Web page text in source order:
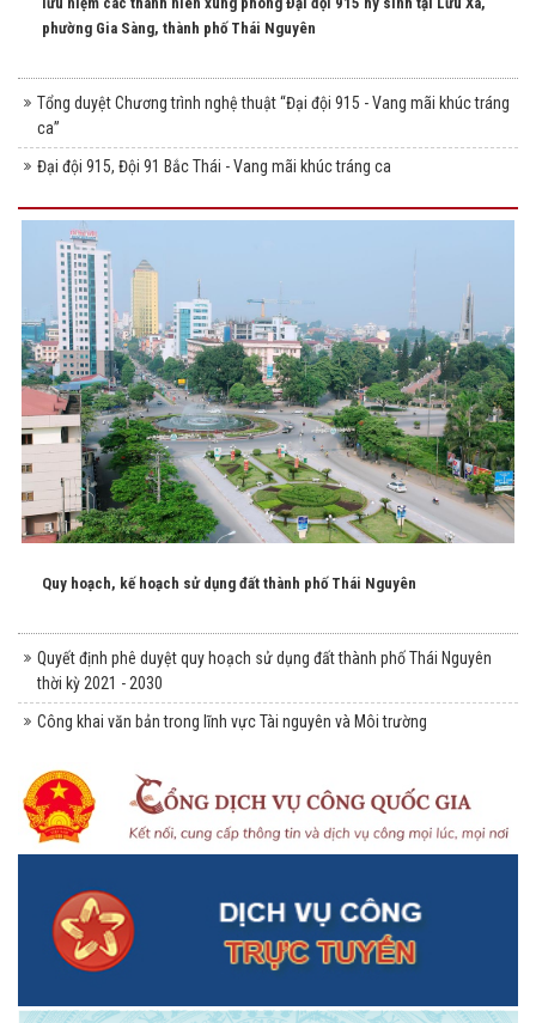
phường Gia Sàng, thành phố Thái Nguyên
Tổng duyệt Chương trình nghệ thuật “Đại đội 915 - Vang mãi khúc tráng
ca”
Đại đội 915, Đội 91 Bắc Thái - Vang mãi khúc tráng ca
Quy hoạch, kế hoạch sử dụng đất thành phố Thái Nguyên
Quyết định phê duyệt quy hoạch sử dụng đất thành phố Thái Nguyên
thời kỳ 2021 - 2030
Công khai văn bản trong lĩnh vực Tài nguyên và Môi trường